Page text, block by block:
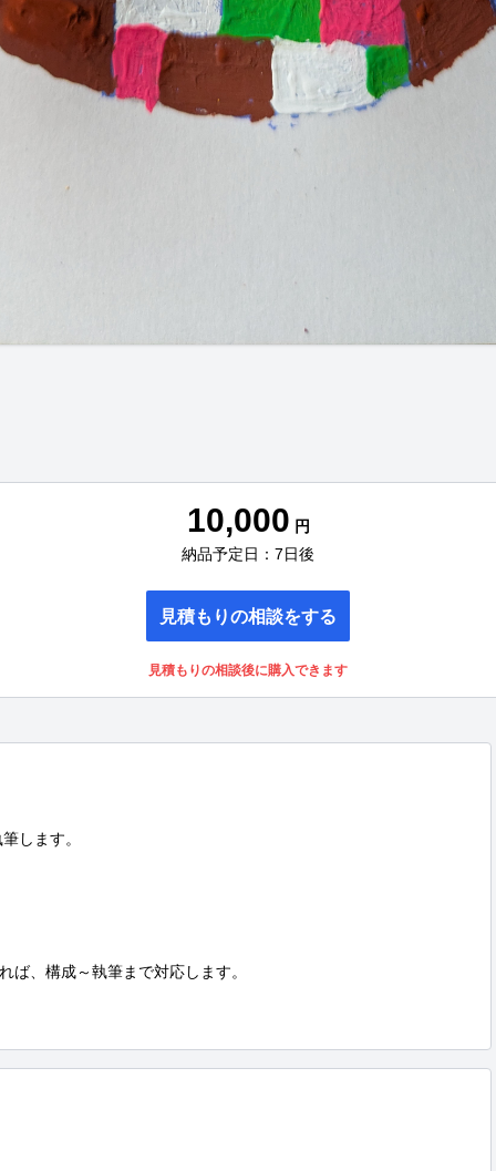
10,000 円
納品予定日：7日後
見積もりの相談をする
見積もりの相談後に購入できます
します。
ば、構成～執筆まで対応します。